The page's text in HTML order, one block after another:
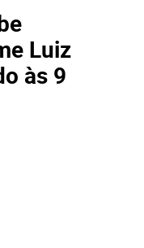
Luiz
às 9